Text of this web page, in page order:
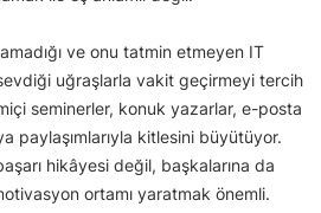
ve onu tatmin etmeyen IT
uğraşlarla vakit geçirmeyi tercih
seminerler, konuk yazarlar, e-posta
paylaşımlarıyla kitlesini büyütüyor.
hikâyesi değil, başkalarına da
ortamı yaratmak önemli.